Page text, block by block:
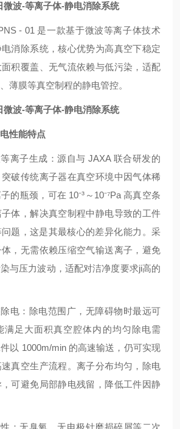
微波-等离子体-静电消除系统
- 01 是一款基于微波等离子体技术
消除系统，核心优势为高真空下稳定
积覆盖、无气流依赖与低污染，适配
薄膜等真空制程的静电管控。
微波-等离子体-静电消除系统
性能特点
离子生成：源自与 JAXA 联合研发的
破传统离子器在真空环境中因气体稀
的瓶颈，可在 10⁻³～10⁻⁷Pa 高真空条
体，解决真空制程中静电导致的工件
题，这是其最核心的差异化能力 。采
，无需依赖压缩空气输送离子，避免
与压力波动，适配对洁净度要求ji高的
电：除电范围广，无障碍物时最远可
满足大面积真空腔体内的均匀除电需
以 1000m/min 的高速输送，仍可实现
真空生产流程。离子分布均匀，除电
可避免局部静电残留，降低工件因静
：无臭氧、无电极针磨损碎屑等二次